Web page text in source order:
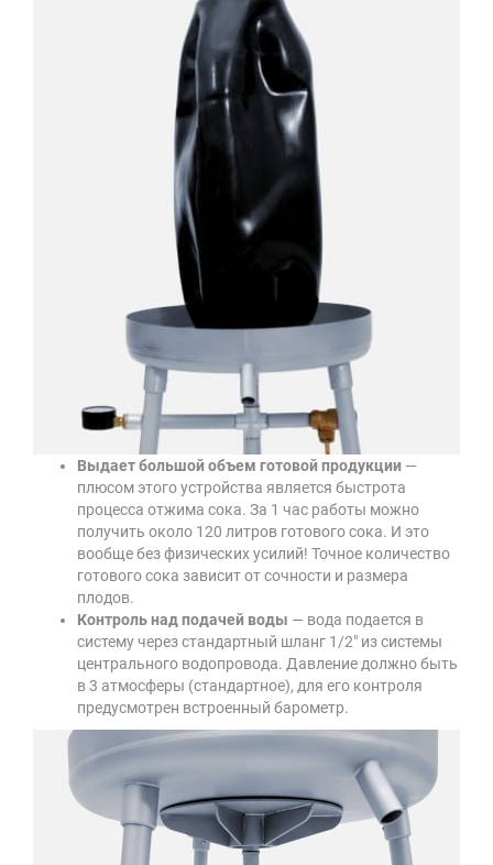
Выдает большой объем готовой продукции —
плюсом этого устройства является быстрота
процесса отжима сока. За 1 час работы можно
получить около 120 литров готового сока. И это
вообще без физических усилий! Точное количество
готового сока зависит от сочности и размера
плодов.
Контроль над подачей воды — вода подается в
систему через стандартный шланг 1/2" из системы
центрального водопровода. Давление должно быть
в 3 атмосферы (стандартное), для его контроля
предусмотрен встроенный барометр.